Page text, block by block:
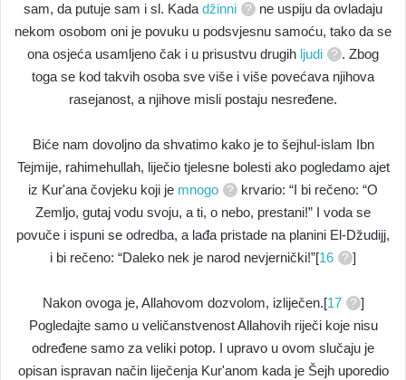
sam, da putuje sam i sl. Kada džinni
ne uspiju da ovladaju
nekom osobom oni je povuku u podsvjesnu samoću, tako da se
ona osjeća usamljeno čak i u prisustvu drugih ljudi
. Zbog
toga se kod takvih osoba sve više i više povećava njihova
rasejanost, a njihove misli postaju nesređene.
Biće nam dovoljno da shvatimo kako je to šejhul-islam Ibn
Tejmije, rahimehullah, liječio tjelesne bolesti ako pogledamo ajet
iz Kur'ana čovjeku koji je mnogo
krvario: “I bi rečeno: “O
Zemljo, gutaj vodu svoju, a ti, o nebo, prestani!” I voda se
povuče i ispuni se odredba, a lađa pristade na planini El-Džudijj,
i bi rečeno: “Daleko nek je narod nevjernički!”[16 ]
Nakon ovoga je, Allahovom dozvolom, izliječen.[17
]
Pogledajte samo u veličanstvenost Allahovih riječi koje nisu
određene samo za veliki potop. I upravo u ovom slučaju je
opisan ispravan način liječenja Kur'anom kada je Šejh uporedio